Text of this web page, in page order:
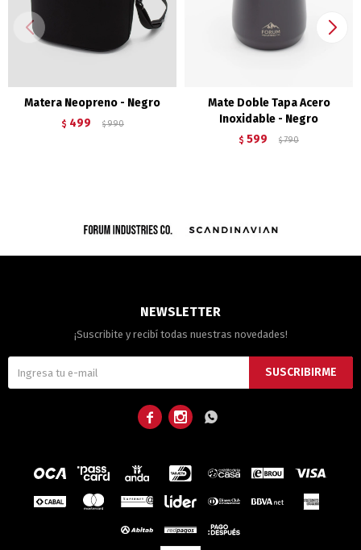
Matera Neopreno - Negro
$ 499 $ 990
Mate Doble Tapa Acero
Inoxidable - Negro
$ 599 $ 790
NEWSLETTER
¡Suscribite y recibí todas nuestras novedades!
SUSCRIBIRME
  